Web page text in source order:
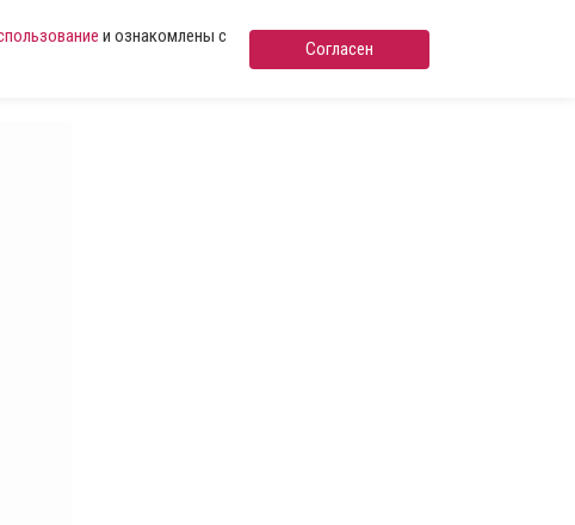
и ознакомлены с
Согласен